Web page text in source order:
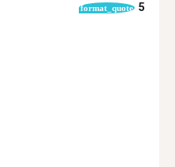
format_quote 5